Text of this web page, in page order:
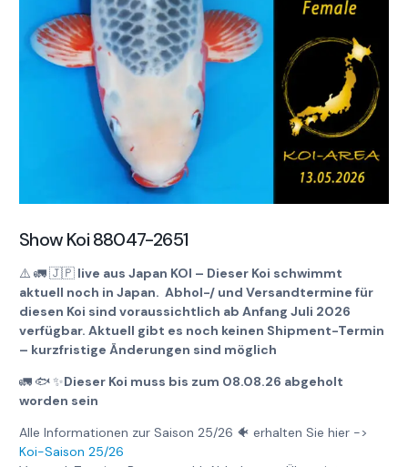
Show Koi 88047-2651
⚠️ 🚛🇯🇵 live aus Japan KOI – Dieser Koi schwimmt
aktuell noch in Japan. Abhol-/ und Versandtermine für
diesen Koi sind voraussichtlich ab Anfang Juli 2026
verfügbar. Aktuell gibt es noch keinen Shipment-Termin
– kurzfristige Änderungen sind möglich
🚛🐟✨Dieser Koi muss bis zum 08.08.26 abgeholt
worden sein
Alle Informationen zur Saison 25/26 🐠 erhalten Sie hier ->
Koi-Saison 25/26